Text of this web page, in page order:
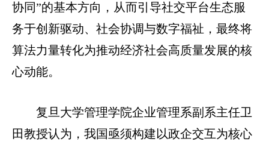
协同”的基本方向，从而引导社交平台生态服
务于创新驱动、社会协调与数字福祉，最终将
算法力量转化为推动经济社会高质量发展的核
心动能。
复旦大学管理学院企业管理系副系主任卫
田教授认为，我国亟须构建以政企交互为核心